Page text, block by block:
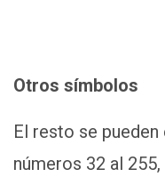
Otros símbolos
El resto se
números 32 al